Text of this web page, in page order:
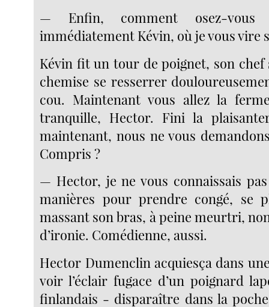
— Enfin, comment osez-vous
immédiatement Kévin, où je vous vire
Kévin fit un tour de poignet, son chef
chemise se resserrer
cou. Maintenant vous allez la
tranquille, Hector. Fini la
maintenant, nous ne vous
Compris ?
— Hector, je ne vous connaissais pas
manières pour prendre congé, se
massant son bras, à peine meurtri,
d’ironie. Comédienne, aussi.
Hector Dumenclin acquiesça dans
voir l’éclair fugace d’un poignard
finlandais - disparaître dans la